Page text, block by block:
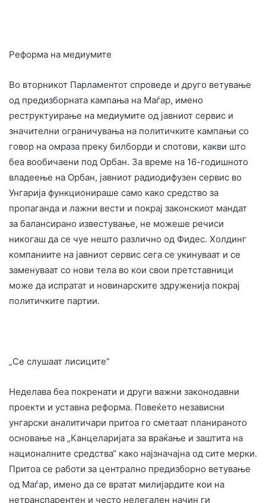
Реформа на медиумите
Во вторникот Парламентот спроведе и друго ветување
од предизборната кампања на Маѓар, имено
реструктуирање на медиумите од јавниот сервис и
значителни ограничувања на политичките кампањи со
говор на омраза преку билборди и спотови, какви што
беа вообичаени под Орбан. За време на 16-годишното
владеење на Орбан, јавниот радиодифузен сервис во
Унгарија функционираше само како средство за
пропаганда и лажни вести и покрај законскиот мандат
за балансирано известување, не можеше речиси
никогаш да се чуе нешто различно од Фидес. Холдинг
компаниите на јавниот сервис сега се укинуваат и се
заменуваат со нови тела во кои свои претставници
може да испратат и новинарските здруженија покрај
политичките партии.
„Се слушаат лисиците“
Неделава беа покренати и други важни законодавни
проекти и уставна реформа. Повеќето независни
унгарски аналитичари притоа го сметаат планираното
основање на „Канцеларијата за враќање и заштита на
националните средства“ како најзначајна од сите мерки.
Притоа се работи за централно предизборно ветување
од Маѓар, имено да се вратат милијардите кои на
нетранспарентен и често нелегален начин ги